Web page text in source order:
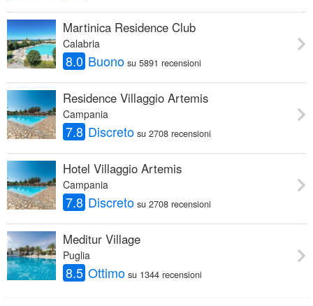
Martinica Residence Club
Calabria
8.0 Buono su 5891 recensioni
Residence Villaggio Artemis
Campania
7.8 Discreto su 2708 recensioni
Hotel Villaggio Artemis
Campania
7.8 Discreto su 2708 recensioni
Meditur Village
Puglia
8.5 Ottimo su 1344 recensioni